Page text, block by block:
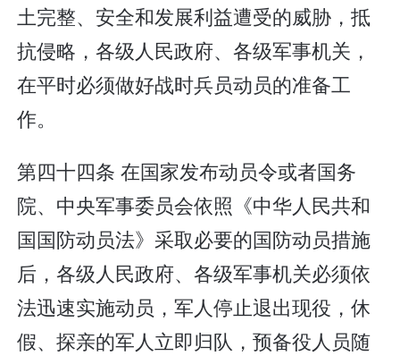
土完整、安全和发展利益遭受的威胁，抵
抗侵略，各级人民政府、各级军事机关，
在平时必须做好战时兵员动员的准备工
作。
第四十四条 在国家发布动员令或者国务
院、中央军事委员会依照《中华人民共和
国国防动员法》采取必要的国防动员措施
后，各级人民政府、各级军事机关必须依
法迅速实施动员，军人停止退出现役，休
假、探亲的军人立即归队，预备役人员随